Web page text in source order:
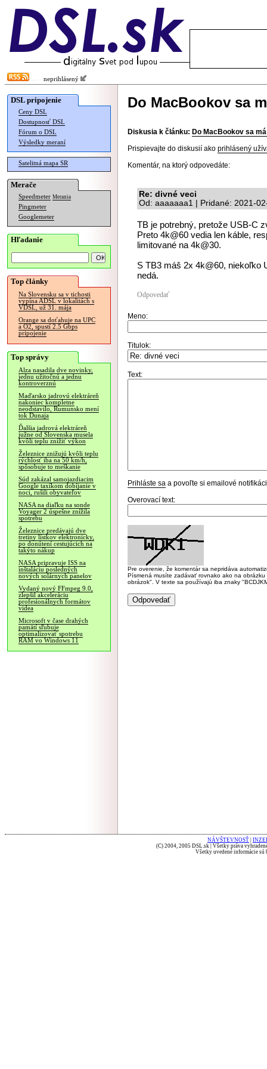
neprihlásený
DSL pripojenie
Ceny DSL
Dostupnosť DSL
Fórum o DSL
Výsledky meraní
Satelitná mapa SR
Merače
Speedmeter Merania
Pingmeter
Googlemeter
Hľadanie
Top články
Na Slovensku sa v tichosti
vypína ADSL v lokalitách s
VDSL, už 31. mája
Orange sa doťahuje na UPC
a O2, spustí 2.5 Gbps
pripojenie
Top správy
Alza nasadila dve novinky,
jednu užitočnú a jednu
kontroverznú
Maďarsko jadrovú elektráreň
nakoniec kompletne
neodstavilo, Rumunsko mení
tok Dunaja
Ďalšia jadrová elektráreň
južne od Slovenska musela
kvôli teplu znížiť výkon
Železnice znižujú kvôli teplu
rýchlosť iba na 50 km/h,
spôsobuje to meškanie
Súd zakázal samojazdiacim
Google taxíkom dobíjanie v
noci, rušili obyvateľov
NASA na diaľku na sonde
Voyager 2 úspešne znížila
spotrebu
Železnice predávajú dve
tretiny lístkov elektronicky,
po donútení cestujúcich na
takýto nákup
NASA pripravuje ISS na
inštaláciu posledných
nových solárnych panelov
Vydaný nový FFmpeg 9.0,
zlepšil akceleráciu
profesionálnych formátov
videa
Microsoft v čase drahých
pamätí sľubuje
optimalizovať spotrebu
RAM vo Windows 11
Do MacBookov sa
Diskusia k článku: Do MacBookov sa
Prispievajte do diskusií ako prihlásený
Komentár, na ktorý odpovedáte:
Re: divné veci
Od: aaaaaaa1 | Pridané: 2021-
TB je potrebný, pretože USB-C
Preto 4k@60 vedia len káble,
limitované na 4k@30.
S TB3 máš 2x 4k@60, niekoľko
nedá.
Odpovedať
Meno:
Titulok:
Text:
Prihláste sa a povoľte si emailové
Overovací text:
Pre overenie, že komentár sa nepridáva
Písmená musíte zadávať rovnako ako na
obrázok". V texte sa používajú iba znaky
NÁVŠTEVNOSŤ
(C) 2004, 2005 DSL.sk | Všetky práva
Všetky uvedené informácie sú